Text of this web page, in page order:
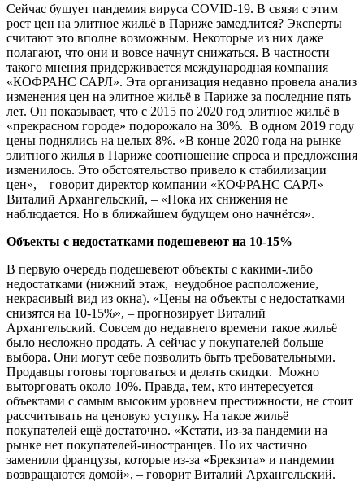
Сейчас бушует пандемия вируса COVID-19. В связи с этим
рост цен на элитное жильё в Париже замедлится? Эксперты
считают это вполне возможным. Некоторые из них даже
полагают, что они и вовсе начнут снижаться. В частности
такого мнения придерживается международная компания
«КОФРАНС САРЛ». Эта организация недавно провела анализ
изменения цен на элитное жильё в Париже за последние пять
лет. Он показывает, что с 2015 по 2020 год элитное жильё в
«прекрасном городе» подорожало на 30%. В одном 2019 году
цены поднялись на целых 8%. «В конце 2020 года на рынке
элитного жилья в Париже соотношение спроса и предложения
изменилось. Это обстоятельство привело к стабилизации
цен», – говорит директор компании «КОФРАНС САРЛ»
Виталий Архангельский, – «Пока их снижения не
наблюдается. Но в ближайшем будущем оно начнётся».
Объекты с недостатками подешевеют на 10-15%
В первую очередь подешевеют объекты с какими-либо
недостатками (нижний этаж, неудобное расположение,
некрасивый вид из окна). «Цены на объекты с недостатками
снизятся на 10-15%», – прогнозирует Виталий
Архангельский. Совсем до недавнего времени такое жильё
было несложно продать. А сейчас у покупателей больше
выбора. Они могут себе позволить быть требовательными.
Продавцы готовы торговаться и делать скидки. Можно
выторговать около 10%. Правда, тем, кто интересуется
объектами с самым высоким уровнем престижности, не стоит
рассчитывать на ценовую уступку. На такое жильё
покупателей ещё достаточно. «Кстати, из-за пандемии на
рынке нет покупателей-иностранцев. Но их частично
заменили французы, которые из-за «Брекзита» и пандемии
возвращаются домой», – говорит Виталий Архангельский.